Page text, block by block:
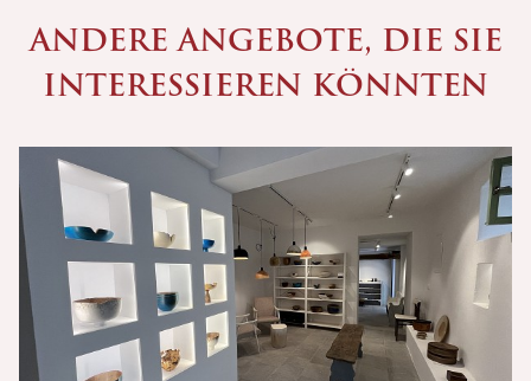
ANDERE ANGEBOTE, DIE SIE
INTERESSIEREN KÖNNTEN